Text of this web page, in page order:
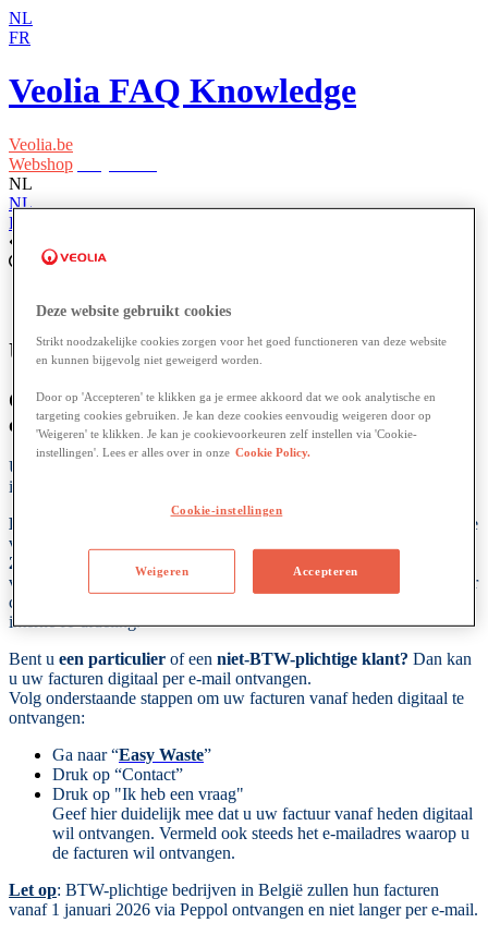
NL
FR
Veolia FAQ Knowledge
Veolia.be
Webshop
NL
NL
FR
U wil uw factuur digitaal ontvangen?
Ontdek hoe uw papieren facturen vervangt door
digitale facturen
Uw
idee
Belangrijk
omwille
van
2026
via het verstuurd
voor
correct Peppol
hiervoor
contact
interne IT-afdeling.
Bent u een particulier of een niet-BTW-plichtige klant? Dan kan
u uw facturen digitaal per e-mail ontvangen.
Volg onderstaande stappen om uw facturen vanaf heden digitaal te
ontvangen:
Ga naar “Easy Waste”
Druk op “Contact”
Druk op "Ik heb een vraag"
Geef hier duidelijk mee dat u uw factuur vanaf heden digitaal
wil ontvangen. Vermeld ook steeds het e-mailadres waarop u
de facturen wil ontvangen.
Let op: BTW-plichtige bedrijven in België zullen hun facturen
vanaf 1 januari 2026 via Peppol ontvangen en niet langer per e-mail.
Deze website gebruikt cookies
Strikt noodzakelijke cookies zorgen voor het goed functioneren van deze website
en kunnen bijgevolg niet geweigerd worden.
Door op 'Accepteren' te klikken ga je ermee akkoord dat we ook analytische en
targeting cookies gebruiken. Je kan deze cookies eenvoudig weigeren door op
'Weigeren' te klikken. Je kan je cookievoorkeuren zelf instellen via 'Cookie-
instellingen'. Lees er alles over in onze Cookie Policy.
Cookie-instellingen
Weigeren Accepteren